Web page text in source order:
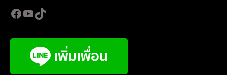
Facebook
YouTube
TikTok